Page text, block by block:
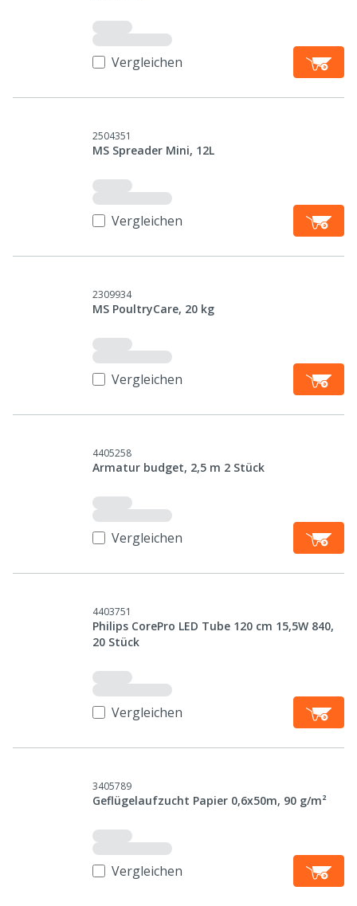
Vergleichen
2504351
MS Spreader Mini, 12L
Vergleichen
2309934
MS PoultryCare, 20 kg
Vergleichen
4405258
Armatur budget, 2,5 m 2 Stück
Vergleichen
4403751
Philips CorePro LED Tube 120 cm 15,5W 840,
20 Stück
Vergleichen
3405789
Geflügelaufzucht Papier 0,6x50m, 90 g/m²
Vergleichen